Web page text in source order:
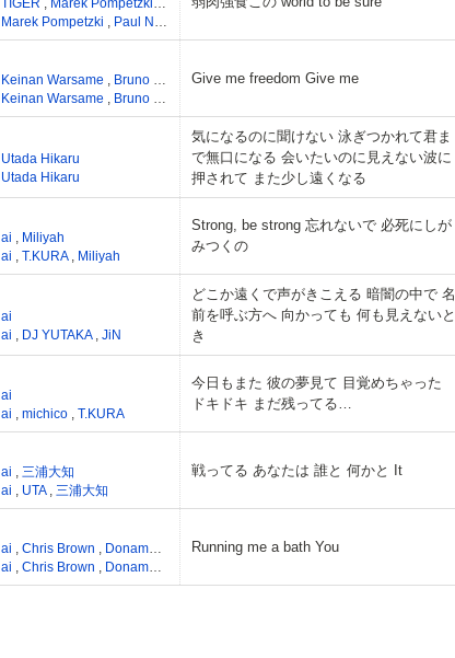
Marek Pompetzki Paul NZA
Keinan Warsame Bruno Mars ,Phillip Lawrence, Jean Daval
Keinan Warsame Bruno Mars
Give me freedom Give me
Utada Hikaru
Utada Hikaru
気になるのに聞けない 泳ぎつかれて君ま
で無口になる 会いたいのに見えない波に
押されて また少し遠くなる
ai
Miliyah
ai T.KURA Miliyah
Strong, be strong 忘れないで 必死にしが
みつくの
ai
ai DJ YUTAKA JiN
どこか遠くで声がきこえる 暗闇の中で 名
前を呼ぶ方へ 向かっても 何も見えないと
き
ai
ai michico T.KURA
今日もまた 彼の夢見て 目覚めちゃった
ドキドキ まだ残ってる…
ai
三浦大知
ai UTA 三浦大知
戦ってる あなたは 誰と 何かと It
ai Chris Brown Donameche Jackson ,Derrick D. Beck,
ai Chris Brown Donameche Jackson
Running me a bath You